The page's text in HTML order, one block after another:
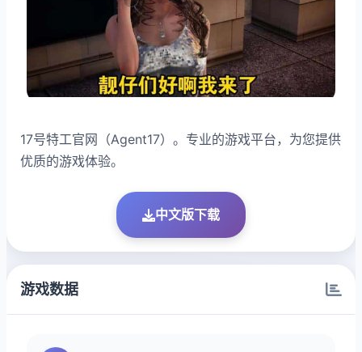
17号特工官网（Agent17）。专业的游戏平台，为您提供
优质的游戏体验。
中文版下载
游戏数据